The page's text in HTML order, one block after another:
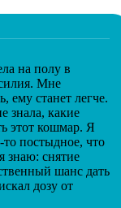
на полу в
Мне
ему станет легче.
знала, какие
этот кошмар. Я
постыдное, что
знаю: снятие
шанс дать
дозу от